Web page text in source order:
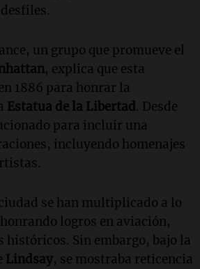
un grupo que promueve el
, explica que esta
1886 para honrar la
Estatua de la Libertad . Desde
para incluir una
incluyendo homenajes
se han multiplicado a lo
logros en aviación,
históricos. Sin embargo, bajo la
Lindsay, se mostraba reticencia